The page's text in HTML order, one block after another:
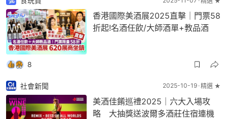
香港國際美酒展2025直擊｜門票58
折起!名酒任飲/大師酒單+教品酒
8
社會新聞 2025-10-19 精選 ★
美酒佳餚巡禮2025｜六大入場攻
略 大抽獎送波爾多酒莊住宿連機